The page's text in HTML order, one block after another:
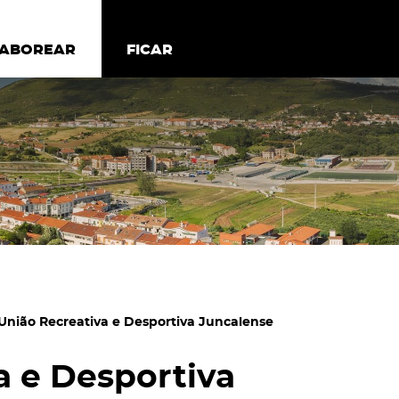
SABOREAR FICAR
FICAR
Recreativa e Desportiva Juncalense
e Desportiva